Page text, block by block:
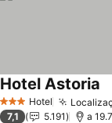
3 EstrelasHotel
Hotel Astoria
7,1 5.191 a